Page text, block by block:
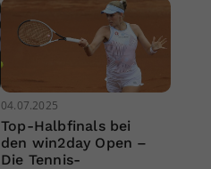
04.07.2025
Top-Halbfinals bei
den win2day Open –
Die Tennis-